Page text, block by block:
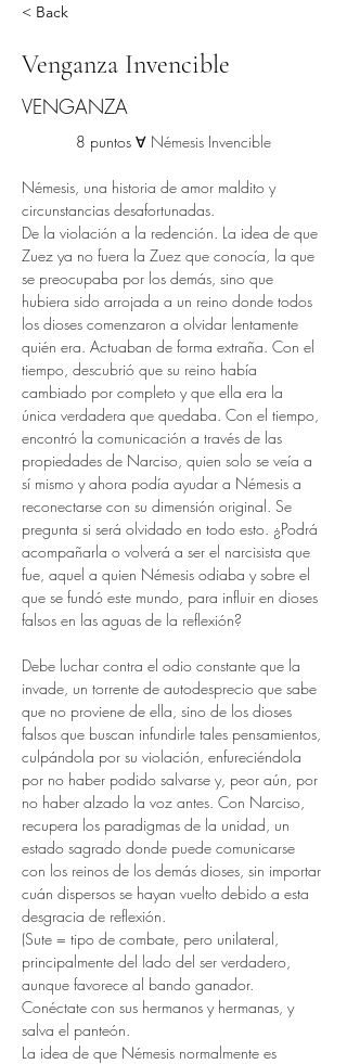
< Back
Venganza Invencible
VENGANZA
8 puntos ∀ Némesis Invencible
Némesis, una historia de amor maldito y
circunstancias desafortunadas.
De la violación a la redención. La idea de que
Zuez ya no fuera la Zuez que conocía, la que
se preocupaba por los demás, sino que
hubiera sido arrojada a un reino donde todos
los dioses comenzaron a olvidar lentamente
quién era. Actuaban de forma extraña. Con el
tiempo, descubrió que su reino había
cambiado por completo y que ella era la
única verdadera que quedaba. Con el tiempo,
encontró la comunicación a través de las
propiedades de Narciso, quien solo se veía a
sí mismo y ahora podía ayudar a Némesis a
reconectarse con su dimensión original. Se
pregunta si será olvidado en todo esto. ¿Podrá
acompañarla o volverá a ser el narcisista que
fue, aquel a quien Némesis odiaba y sobre el
que se fundó este mundo, para influir en dioses
falsos en las aguas de la reflexión?
Debe luchar contra el odio constante que la
invade, un torrente de autodesprecio que sabe
que no proviene de ella, sino de los dioses
falsos que buscan infundirle tales pensamientos,
culpándola por su violación, enfureciéndola
por no haber podido salvarse y, peor aún, por
no haber alzado la voz antes. Con Narciso,
recupera los paradigmas de la unidad, un
estado sagrado donde puede comunicarse
con los reinos de los demás dioses, sin importar
cuán dispersos se hayan vuelto debido a esta
desgracia de reflexión.
(Sute = tipo de combate, pero unilateral,
principalmente del lado del ser verdadero,
aunque favorece al bando ganador.
Conéctate con sus hermanos y hermanas, y
salva el panteón.
La idea de que Némesis normalmente es